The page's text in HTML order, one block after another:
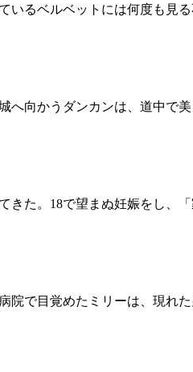
いるベルベットには何度も見
へ向かうダンカンは、道中で
きた。18で望まぬ妊娠をし、
で目覚めたミリーは、現れ